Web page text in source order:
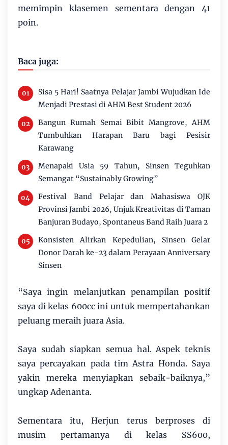
memimpin klasemen sementara dengan 41
poin.
Baca juga:
Sisa 5 Hari! Saatnya Pelajar Jambi Wujudkan Ide
Menjadi Prestasi di AHM Best Student 2026
Bangun Rumah Semai Bibit Mangrove, AHM
Tumbuhkan Harapan Baru bagi Pesisir
Karawang
Menapaki Usia 59 Tahun, Sinsen Teguhkan
Semangat “Sustainably Growing”
Festival Band Pelajar dan Mahasiswa OJK
Provinsi Jambi 2026, Unjuk Kreativitas di Taman
Banjuran Budayo, Spontaneus Band Raih Juara 2
Konsisten Alirkan Kepedulian, Sinsen Gelar
Donor Darah ke-23 dalam Perayaan Anniversary
Sinsen
“Saya ingin melanjutkan penampilan positif
saya di kelas 600cc ini untuk mempertahankan
peluang meraih juara Asia.
Saya sudah siapkan semua hal. Aspek teknis
saya percayakan pada tim Astra Honda. Saya
yakin mereka menyiapkan sebaik-baiknya,”
ungkap Adenanta.
Sementara itu, Herjun terus berproses di
musim pertamanya di kelas SS600,